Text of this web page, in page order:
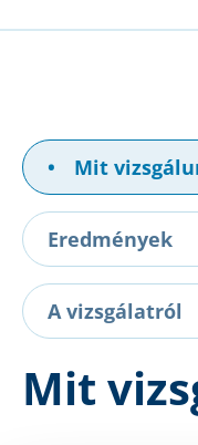
• Mit
Eredmények
A vizsgálatról
Mit